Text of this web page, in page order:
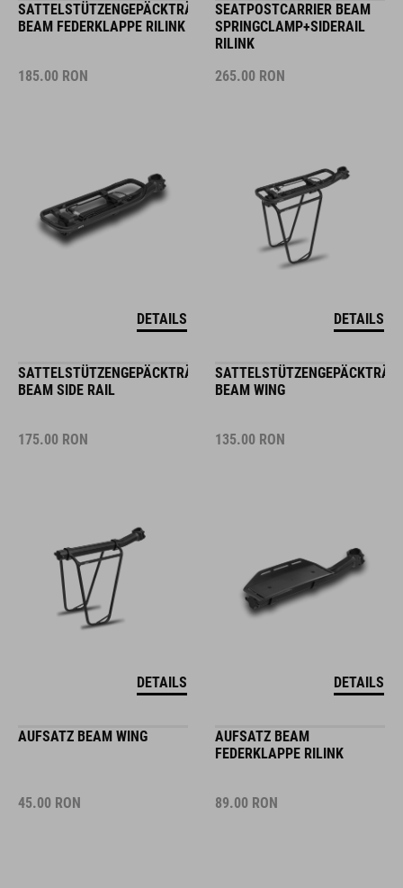
SATTELSTÜTZENGEPÄCKTRÄGER
BEAM FEDERKLAPPE RILINK
185.00 RON
DETAILS
SEATPOSTCARRIER BEAM
SPRINGCLAMP+SIDERAIL
RILINK
265.00 RON
DETAILS
SATTELSTÜTZENGEPÄCKTRÄGER
BEAM SIDE RAIL
175.00 RON
DETAILS
BEAM WING
135.00 RON
DETAILS
AUFSATZ BEAM WING
45.00 RON
AUFSATZ BEAM
FEDERKLAPPE RILINK
89.00 RON